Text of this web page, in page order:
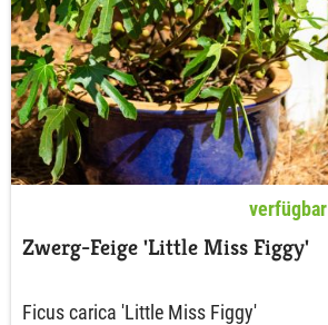
verfügbar
Zwerg-Feige 'Little Miss Figgy'
Ficus carica 'Little Miss Figgy'